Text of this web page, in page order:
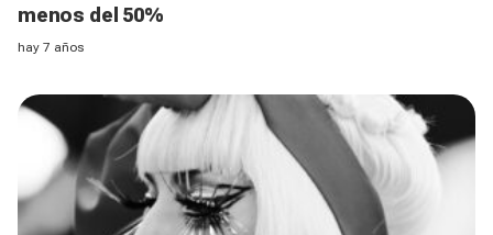
menos del 50%
hay 7 años